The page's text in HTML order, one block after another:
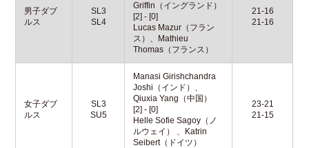
男子ダブ
ルス
SL3
SL4
Griffin（イングランド）
[2] - [0]
Lucas Mazur（フラン
ス）、Mathieu
Thomas（フランス）
21-16
21-16
女子ダブ
ルス
SL3
SU5
Manasi Girishchandra
Joshi（インド）、
Qiuxia Yang（中国）
[2] - [0]
Helle Sofie Sagoy（ノ
ルウェイ） 、Katrin
Seibert（ドイツ）
23-21
21-15